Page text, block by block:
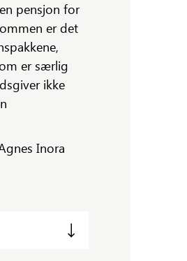
pensjon for
er det
er særlig
ikke
Inora